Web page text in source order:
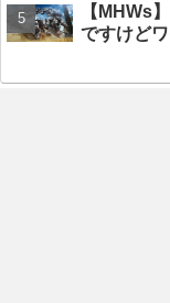
【MHWs
ですけど